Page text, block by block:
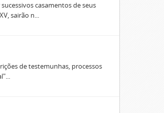
casamentos de seus
sairão n...
de testemunhas, processos